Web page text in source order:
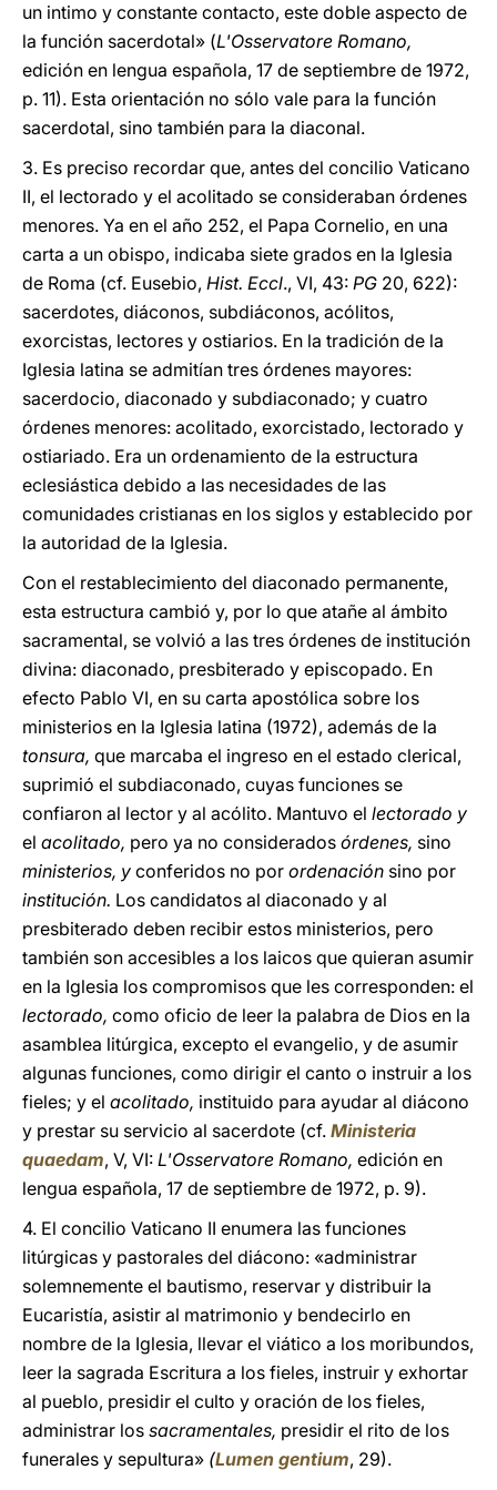
un intimo y constante contacto, este doble aspecto de
la función sacerdotal» (L'Osservatore Romano,
edición en lengua española, 17 de septiembre de 1972,
p. 11). Esta orientación no sólo vale para la función
sacerdotal, sino también para la diaconal.
3. Es preciso recordar que, antes del concilio Vaticano
II, el lectorado y el acolitado se consideraban órdenes
menores. Ya en el año 252, el Papa Cornelio, en una
carta a un obispo, indicaba siete grados en la Iglesia
de Roma (cf. Eusebio, Hist. Eccl., VI, 43: PG 20, 622):
sacerdotes, diáconos, subdiáconos, acólitos,
exorcistas, lectores y ostiarios. En la tradición de la
Iglesia latina se admitían tres órdenes mayores:
sacerdocio, diaconado y subdiaconado; y cuatro
órdenes menores: acolitado, exorcistado, lectorado y
ostiariado. Era un ordenamiento de la estructura
eclesiástica debido a las necesidades de las
comunidades cristianas en los siglos y establecido por
la autoridad de la Iglesia.
Con el restablecimiento del diaconado permanente,
esta estructura cambió y, por lo que atañe al ámbito
sacramental, se volvió a las tres órdenes de institución
divina: diaconado, presbiterado y episcopado. En
efecto Pablo VI, en su carta apostólica sobre los
ministerios en la Iglesia latina (1972), además de la
tonsura, que marcaba el ingreso en el estado clerical,
suprimió el subdiaconado, cuyas funciones se
confiaron al lector y al acólito. Mantuvo el lectorado y
el acolitado, pero ya no considerados órdenes, sino
ministerios, y conferidos no por ordenación sino por
institución. Los candidatos al diaconado y al
presbiterado deben recibir estos ministerios, pero
también son accesibles a los laicos que quieran asumir
en la Iglesia los compromisos que les corresponden: el
lectorado, como oficio de leer la palabra de Dios en la
asamblea litúrgica, excepto el evangelio, y de asumir
algunas funciones, como dirigir el canto o instruir a los
fieles; y el acolitado, instituido para ayudar al diácono
y prestar su servicio al sacerdote (cf. Ministeria
quaedam, V, VI: L'Osservatore Romano, edición en
lengua española, 17 de septiembre de 1972, p. 9).
4. El concilio Vaticano II enumera las funciones
litúrgicas y pastorales del diácono: «administrar
solemnemente el bautismo, reservar y distribuir la
Eucaristía, asistir al matrimonio y bendecirlo en
nombre de la Iglesia, llevar el viático a los moribundos,
leer la sagrada Escritura a los fieles, instruir y exhortar
al pueblo, presidir el culto y oración de los fieles,
administrar los sacramentales, presidir el rito de los
funerales y sepultura» (Lumen gentium, 29).